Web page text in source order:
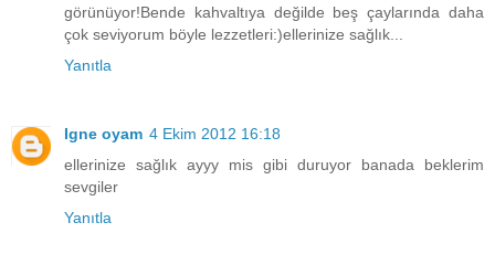
görünüyor!Bende kahvaltıya değilde beş çaylarında daha
çok seviyorum böyle lezzetleri:)ellerinize sağlık...
Yanıtla
Igne oyam 4 Ekim 2012 16:18
ellerinize sağlık ayyy mis gibi duruyor banada beklerim
sevgiler
Yanıtla